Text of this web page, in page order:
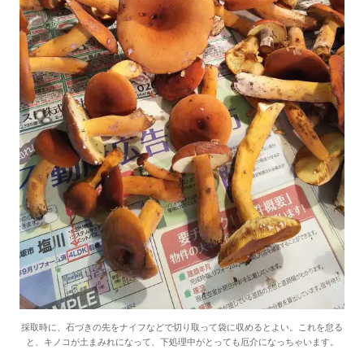
採取時に、石づきの先をナイフなどで切り取って袋に収めるとよい。これを怠る
と、キノコが土まみれになって、下処理中がとっても厄介になっちゃいます。